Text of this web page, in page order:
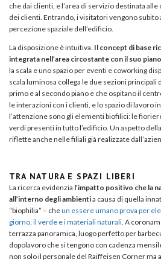
che dai clienti, e l’area di servizio destinata
dei clienti. Entrando, i visitatori vengono subito
percezione spaziale dell’edificio.
La disposizione è intuitiva. Il concept di base
integrata nell’area circostante con il suo
la scala e uno spazio per eventi e coworking
scala luminosa collega le due sezioni principali
primo e al secondo piano e che ospitano il
le interazioni con i clienti, e lo spazio di lavoro
l’attenzione sono gli elementi biofilici: le
verdi presenti in tutto l’edificio. Un aspetto
riflette anche nelle filiali già realizzate
TRA NATURA E SPAZI LIBERI
La ricerca evidenzia l’impatto positivo che la
all’interno degli ambientia causa di quella
“biophilia” – cheun essere umano prova per
giorno, il verde e i materiali naturali. A
terrazza panoramica, luogo perfetto per
dopolavoro che si tengono con cadenza
non solo il personale del Raiffeisen Corner ma